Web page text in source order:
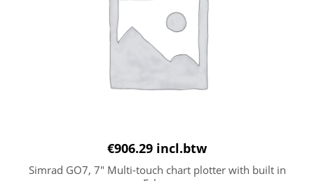
€906.29 incl.btw
Simrad GO7, 7″ Multi-touch chart plotter with built in